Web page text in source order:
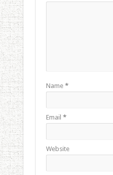
Name *
Email *
Website